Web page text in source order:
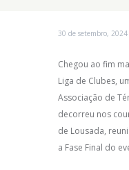
30 de setembro, 2024
Chegou ao fim
Liga de Clubes,
Associação de
decorreu nos
de Lousada,
a Fase Final do